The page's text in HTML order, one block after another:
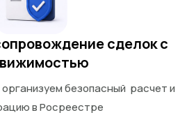
сделок с
безопасный расчет и
в Росреестре